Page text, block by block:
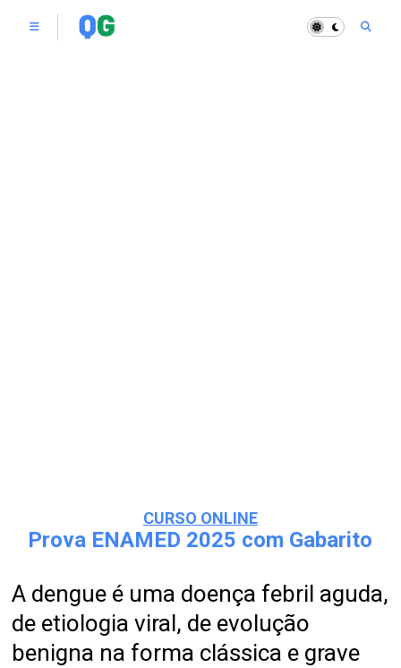
CURSO ONLINE
Prova ENAMED 2025 com Gabarito
A dengue é uma doença febril aguda,
de etiologia viral, de evolução
benigna na forma clássica e grave